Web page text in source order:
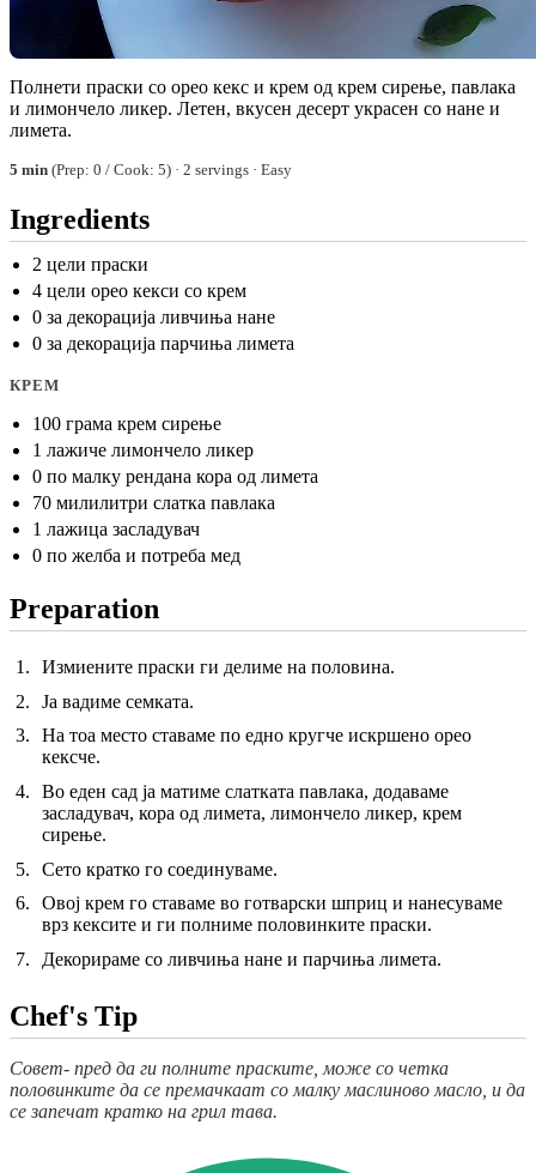
Полнети праски со орео кекс и крем од крем сирење, павлака
и лимончело ликер. Летен, вкусен десерт украсен со нане и
лимета.
5 min (Prep: 0 / Cook: 5) · 2 servings · Easy
Ingredients
2 цели праски
4 цели орео кекси со крем
0 за декорација ливчиња нане
0 за декорација парчиња лимета
КРЕМ
100 грама крем сирење
1 лажиче лимончело ликер
0 по малку рендана кора од лимета
70 милилитри слатка павлака
1 лажица засладувач
0 по желба и потреба мед
Preparation
Измиените праски ги делиме на половина.
Ја вадиме семката.
На тоа место ставаме по едно кругче искршено орео
кексче.
Во еден сад ја матиме слатката павлака, додаваме
засладувач, кора од лимета, лимончело ликер, крем
сирење.
Сето кратко го соединуваме.
Овој крем го ставаме во готварски шприц и нанесуваме
врз кексите и ги полниме половинките праски.
Декорираме со ливчиња нане и парчиња лимета.
Chef's Tip
Совет- пред да ги полните праските, може со четка
половинките да се премачкаат со малку маслиново масло, и да
се запечат кратко на грил тава.